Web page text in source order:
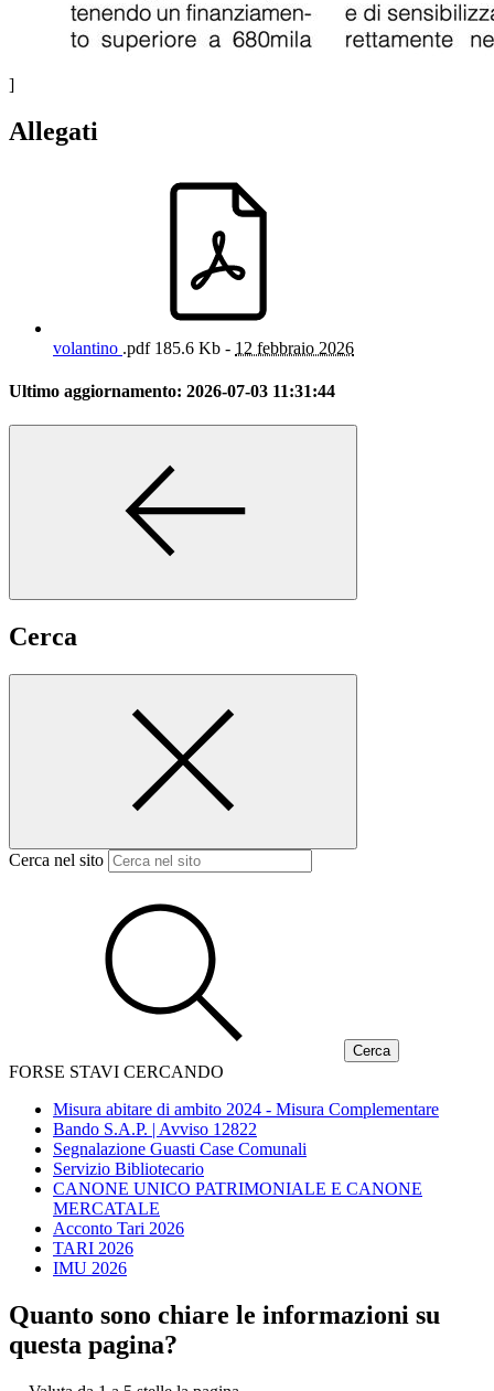
]
Allegati
volantino .pdf185.6 Kb - 12 febbraio 2026
Ultimo aggiornamento: 2026-07-03 11:31:44
Cerca
Cerca nel sito
FORSE STAVI CERCANDO
Misura abitare di ambito 2024 - Misura Complementare
Bando S.A.P. | Avviso 12822
Segnalazione Guasti Case Comunali
Servizio Bibliotecario
CANONE UNICO PATRIMONIALE E CANONE
MERCATALE
Acconto Tari 2026
TARI 2026
IMU 2026
Quanto sono chiare le informazioni su
questa pagina?